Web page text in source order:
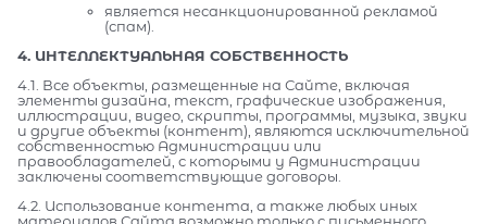
является несанкционированной рекламой
(спам).
4. ИНТЕЛЛЕКТУАЛЬНАЯ СОБСТВЕННОСТЬ
4.1. Все объекты, размещенные на Сайте, включая
элементы дизайна, текст, графические изображения,
иллюстрации, видео, скрипты, программы, музыка, звуки
и другие объекты (контент), являются исключительной
собственностью Администрации или
правообладателей, с которыми у Администрации
заключены соответствующие договоры.
4.2. Использование контента, а также любых иных
материалов Сайта возможно только с письменного